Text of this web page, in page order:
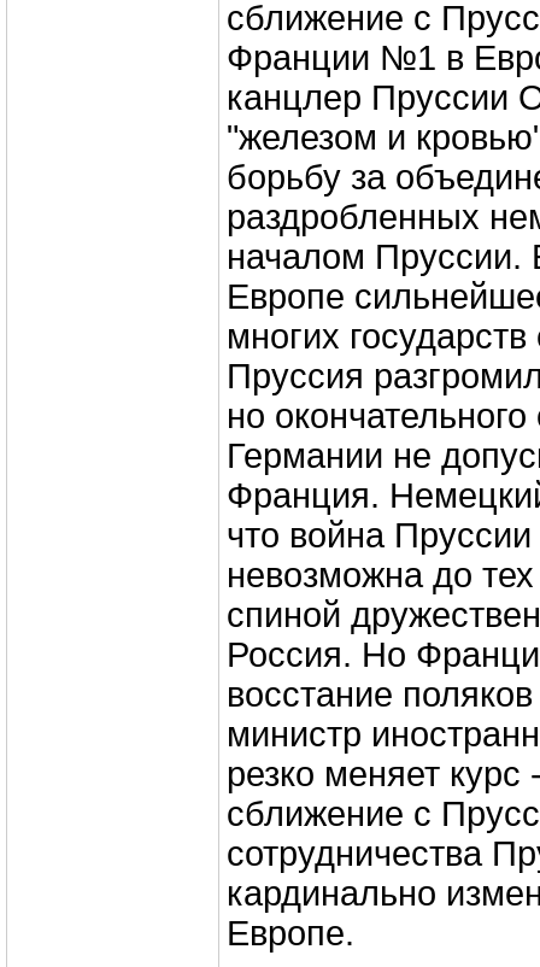
сближение с
Франции №1 в
канцлер Пруссии
"железом и
борьбу за
раздробленных
началом Пруссии.
Европе
многих
Пруссия
но
Германии не
Франция.
что война
невозможна до
спиной
Россия. Но
восстание
министр
резко меняет курс
сближение с
сотрудничества
кардинально
Европе.